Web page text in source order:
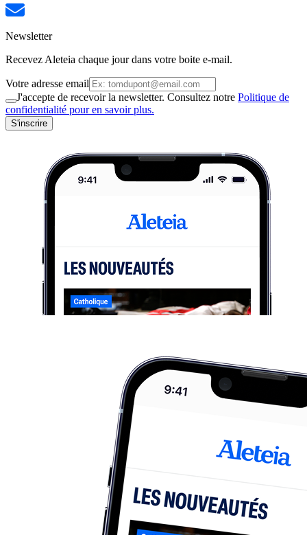
Newsletter
Recevez Aleteia chaque jour dans votre boite e-mail.
Votre adresse email
J'accepte de recevoir la newsletter. Consultez notre Politique de
confidentialité pour en savoir plus.
S'inscrire